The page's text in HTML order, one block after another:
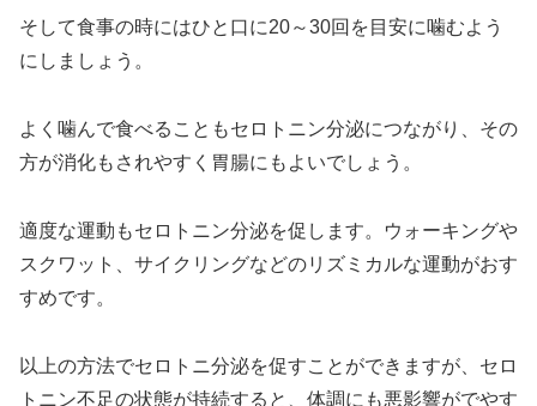
そして食事の時にはひと口に20～30回を目安に噛むよう
にしましょう。
よく噛んで食べることもセロトニン分泌につながり、 その
方が消化もされやすく胃腸にもよいでしょう。
適度な運動もセロトニン分泌を促します。ウォーキングや
スクワット、サイクリングなどのリズミカルな運動がおす
すめです。
以上の方法でセロトニ分泌を促すことができますが、セロ
トニン不足の状態が持続すると、 体調にも悪影響がでやす